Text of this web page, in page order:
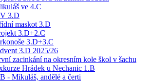
ve 4.C
3.D
maskot 3.D
3.D+2.C
3.D+3.C
3.D 2025/26
zacinkání na okresním kole škol v šachu
Hrádek u Nechanic 1.B
- Mikuláš, andělé a čerti